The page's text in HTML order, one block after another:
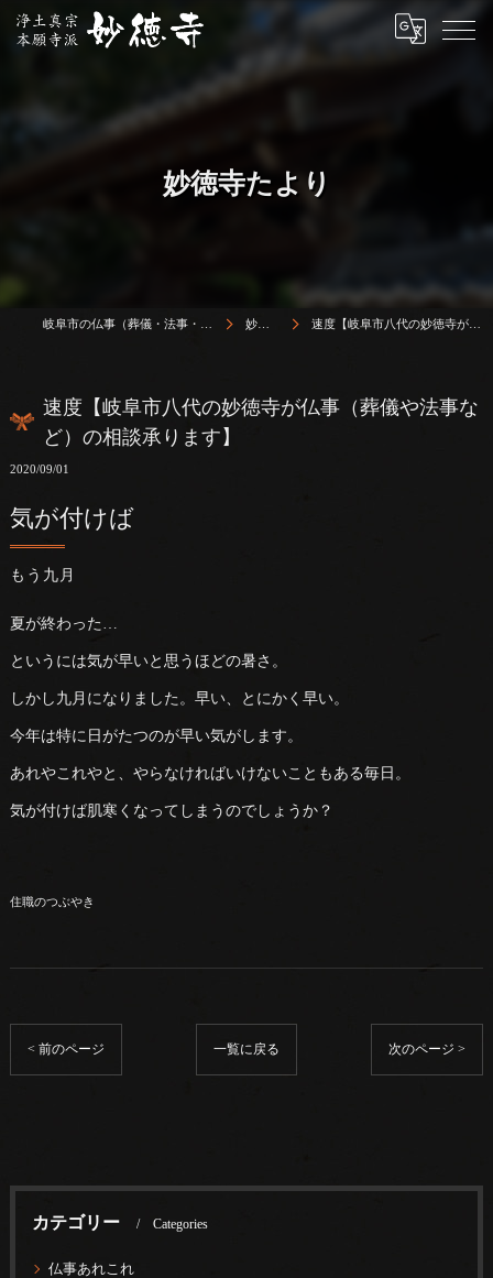
妙徳寺たより
妙徳寺たより 速度【岐阜市八代の妙徳寺が仏事（葬儀や法事など）の相談承ります】
速度【岐阜市八代の妙徳寺が仏事（葬儀や法事な
ど）の相談承ります】
2020/09/01
もう九月
気が付けば
夏が終わった…
というには気が早いと思うほどの暑さ。
しかし九月になりました。早い、とにかく早い。
今年は特に日がたつのが早い気がします。
あれやこれやと、やらなければいけないこともある毎日。
気が付けば肌寒くなってしまうのでしょうか？
住職のつぶやき
< 前のページ 一覧に戻る 次のページ >
カテゴリー Categories
仏事あれこれ